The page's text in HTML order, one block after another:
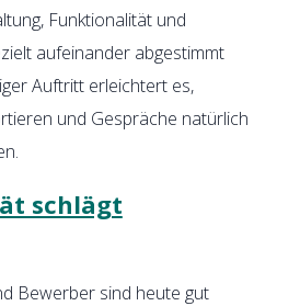
Funktionalität und
aufeinander abgestimmt
Auftritt erleichtert es,
und Gespräche natürlich
schlägt
Bewerber sind heute gut